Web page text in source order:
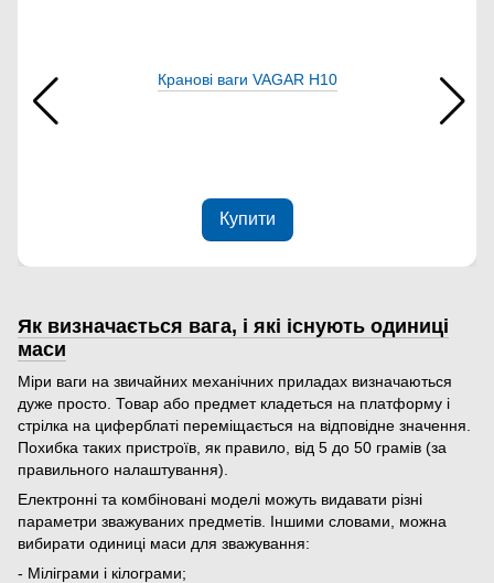
Кранові ваги VAGAR Н10
Купити
Як визначається вага, і які існують одиниці
маси
Міри ваги на звичайних механічних приладах визначаються
дуже просто. Товар або предмет кладеться на платформу і
стрілка на циферблаті переміщається на відповідне значення.
Похибка таких пристроїв, як правило, від 5 до 50 грамів (за
правильного налаштування).
Електронні та комбіновані моделі можуть видавати різні
параметри зважуваних предметів. Іншими словами, можна
вибирати одиниці маси для зважування:
- Міліграми і кілограми;